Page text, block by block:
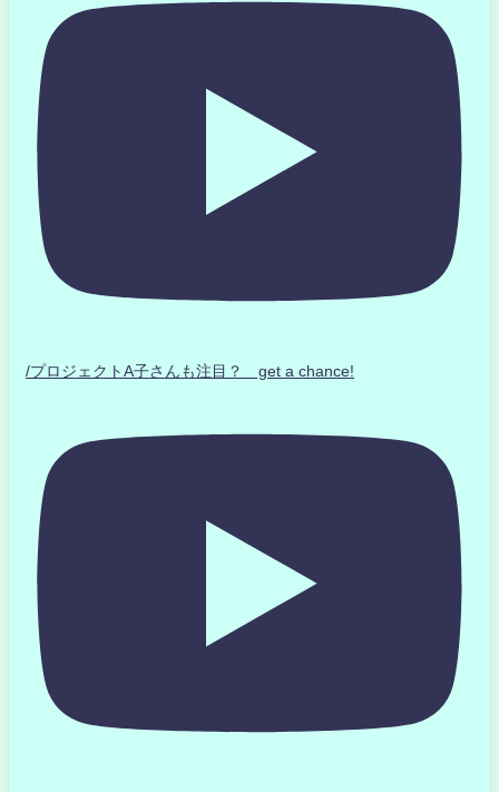
/プロジェクトA子さんも注目？ get a chance!